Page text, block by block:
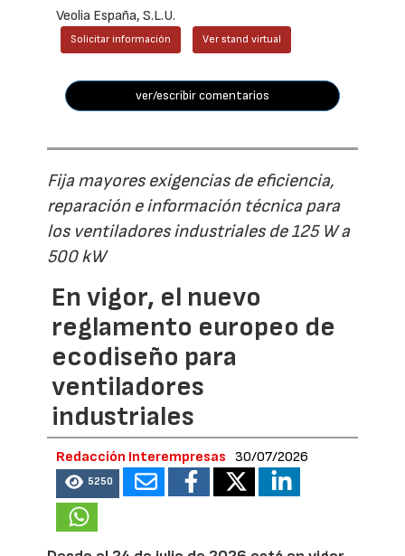
Veolia España, S.L.U.
Solicitar información Ver stand virtual
ver/escribir comentarios
Fija mayores exigencias de eficiencia,
reparación e información técnica para
los ventiladores industriales de 125 W a
500 kW
En vigor, el nuevo
reglamento europeo de
ecodiseño para
ventiladores
industriales
Redacción Interempresas 30/07/2026
5250